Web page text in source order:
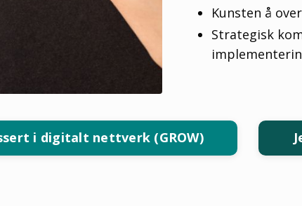
Kunsten å
Strategisk
i digitalt nettverk (GROW)